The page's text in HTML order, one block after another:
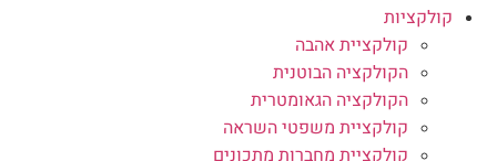
קולקציות
קולקציית אהבה
הקולקציה הבוטנית
הקולקציה הגאומטרית
קולקציית משפטי השראה
קולקציית מחברות מתכונים